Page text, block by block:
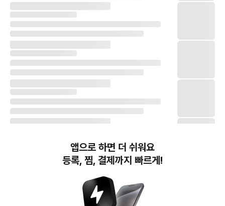
앱으로 하면 더 쉬워요
등록, 찜, 결제까지 빠르게!